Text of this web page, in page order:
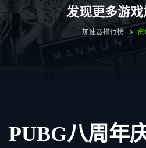
发现更多游
加速器排行榜 资
PUBG八周年